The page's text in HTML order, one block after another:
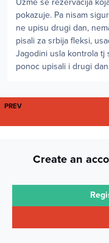
pokazuje. Pa nisam
ne upisu drugi dan,
pisali za srbija fleksi,
Jagodini usla kontrola tj
ponoc upisali i drugi
FIRST PAGE
PREV
Create an